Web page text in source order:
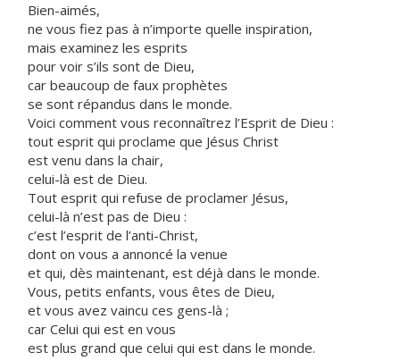
Bien-aimés,
ne vous fiez pas à n’importe quelle inspiration,
mais examinez les esprits
pour voir s’ils sont de Dieu,
car beaucoup de faux prophètes
se sont répandus dans le monde.
Voici comment vous reconnaîtrez l’Esprit de Dieu :
tout esprit qui proclame que Jésus Christ
est venu dans la chair,
celui-là est de Dieu.
Tout esprit qui refuse de proclamer Jésus,
celui-là n’est pas de Dieu :
c’est l’esprit de l’anti-Christ,
dont on vous a annoncé la venue
et qui, dès maintenant, est déjà dans le monde.
Vous, petits enfants, vous êtes de Dieu,
et vous avez vaincu ces gens-là ;
car Celui qui est en vous
est plus grand que celui qui est dans le monde.